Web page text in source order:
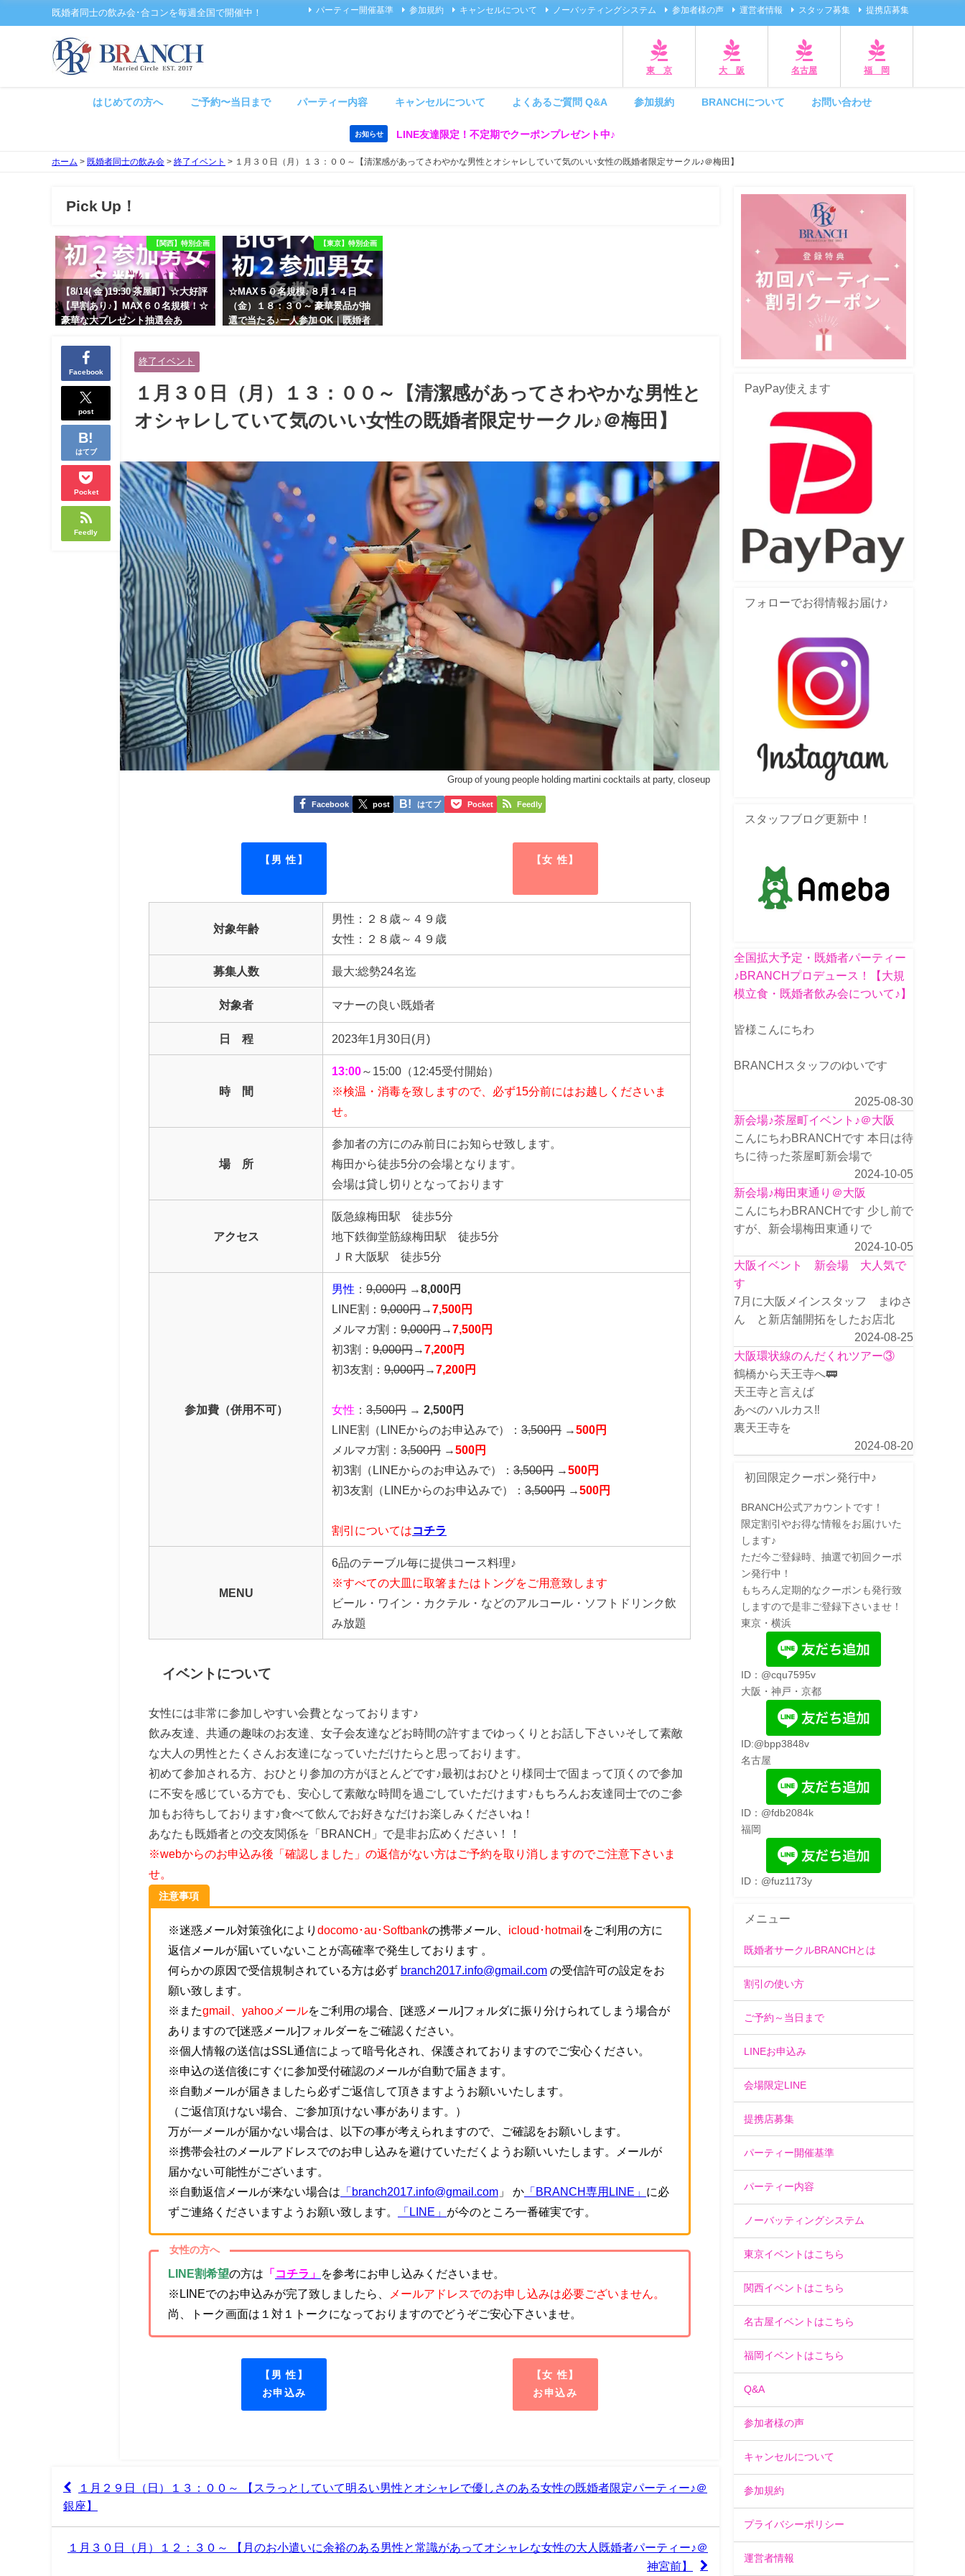
既婚者同士の飲み会･合コンを毎週全国で開催中！ パーティー開催基準 参加規約 キャンセルについて ノーバッティングシステム 参加者様の声 運営者情報 スタッフ募集 提携店募集
東 京 大 阪 名古屋 福 岡
はじめての方へ ご予約〜当日まで パーティー内容 キャンセルについて よくあるご質問 Q&A 参加規約 BRANCHについて お問い合わせ
お知らせ LINE友達限定！不定期でクーポンプレゼント中♪
ホーム > 既婚者同士の飲み会 > 終了イベント > １月３０日（月）１３：００～【清潔感があってさわやかな男性とオシャレしていて気のいい女性の既婚者限定サークル♪＠梅田】
Pick Up！
【関西】特別企画
【8/14( 金 )19:30 茶屋町】☆大好評
【早割あり♪】MAX６０名規模！☆
豪華な大プレゼント抽選会あ
性とオシャレ好きで落ち着いた大
人女性の既婚者限定ビッグパーテ
ィー♪＠茶屋町】
【東京】特別企画
☆MAX５０名規模♪８月１４日
（金）１８：３０～ 豪華景品が抽
選で当たる♪一人参加 OK｜既婚者
＠池袋】
Facebook
post
はてブ
Pocket
Feedly
終了イベント
１月３０日（月）１３：００～【清潔感があってさわやかな男性と
オシャレしていて気のいい女性の既婚者限定サークル♪＠梅田】
Group of young people holding martini cocktails at party, closeup
Facebook post はてブ Pocket Feedly
【男 性】 【女 性】
対象年齢
男性：２８歳～４９歳
女性：２８歳～４９歳
募集人数 最大:総勢24名迄
対象者 マナーの良い既婚者
日 程 2023年1月30日(月)
時 間
13:00～15:00（12:45受付開始）
※検温・消毒を致しますので、必ず15分前にはお越しくださいま
せ。
場 所
参加者の方にのみ前日にお知らせ致します。
梅田から徒歩5分の会場となります。
会場は貸し切りとなっております
アクセス
阪急線梅田駅 徒歩5分
地下鉄御堂筋線梅田駅 徒歩5分
ＪＲ大阪駅 徒歩5分
参加費（併用不可）
男性 ： 9,000円 →8,000円
LINE割： 9,000円→7,500円
メルマガ割： 9,000円→7,500円
初3割： 9,000円→7,200円
初3友割： 9,000円→7,200円
女性 ： 3,500円 → 2,500円
LINE割
（LINEからのお申込みで） ： 3,500円 →500円
メルマガ割： 3,500円 →500円
初3割（LINEからのお申込みで）： 3,500円 →500円
初3友割（LINEからのお申込みで）： 3,500円 →500円
割引についてはコチラ
MENU
6品のテーブル毎に提供コース料理♪
※すべての大皿に取箸またはトングをご用意致します
ビール・ワイン・カクテル・などのアルコール・ソフトドリンク飲
み放題
イベントについて
女性には非常に参加しやすい会費となっております♪
飲み友達、共通の趣味のお友達、女子会友達などお時間の許すまでゆっくりとお話し下さい♪そして素敵
な大人の男性とたくさんお友達になっていただけたらと思っております。
初めて参加される方、おひとり参加の方がほとんどです♪最初はおひとり様同士で固まって頂くので参加
に不安を感じている方でも、安心して素敵な時間を過ごしていただけます♪もちろんお友達同士でのご参
加もお待ちしております♪食べて飲んでお好きなだけお楽しみくださいね！
あなたも既婚者との交友関係を「BRANCH」で是非お広めください！！
※webからのお申込み後「確認しました」の返信がない方はご予約を取り消しますのでご注意下さいま
せ。
注意事項
※迷惑メール対策強化により docomo･au･Softbankの携帯メール、 icloud･hotmail をご利用の方に
返信メールが届いていないことが高確率で発生しております 。
何らかの原因で受信規制されている方は必ず branch2017.info@gmail.com の受信許可の設定をお
願い致します。
※またgmail、yahooメールをご利用の場合、[迷惑メール]フォルダに振り分けられてしまう場合が
ありますので[迷惑メール]フォルダーをご確認ください。
※個人情報の送信はSSL通信によって暗号化され、保護されておりますのでご安心ください。
※申込の送信後にすぐに参加受付確認のメールが自動で届きます。
※自動メールが届きましたら必ずご返信して頂きますようお願いいたします。
（ご返信頂けない場合、ご参加頂けない事があります。）
万が一メールが届かない場合は、以下の事が考えられますので、ご確認をお願いします。
※携帯会社のメールアドレスでのお申し込みを避けていただくようお願いいたします。メールが
届かない可能性がございます。
※自動返信メールが来ない場合は 「branch2017.info@gmail.com 」 か 「BRANCH専用LINE」 に必
ずご連絡くださいますようお願い致します。
「LINE」 が今のところ一番確実です。
女性の方へ
LINE割希望の方は 「コチラ」
を参考にお申し込みくださいませ。
※LINEでのお申込みが完了致しましたら、
メールアドレスでのお申し込みは必要ございません。
尚、トーク画面は１対１トークになっておりますのでどうぞご安心下さいませ。
【男 性】
お申込み
【女 性】
お申込み
１月２９日（日）１３：００～ 【スラっとしていて明るい男性とオシャレで優しさのある女性の既婚者限定パーティー♪＠
銀座】
１月３０日（月）１２：３０～ 【月のお小遣いに余裕のある男性と常識があってオシャレな女性の大人既婚者パーティー♪＠
神宮前】
PayPay使えます
フォローでお得情報お届け♪
スタッフブログ更新中！
全国拡大予定・既婚者パーティー
♪BRANCHプロデュース！【大規
模立食・既婚者飲み会について♪】
皆様こんにちわ
BRANCHスタッフのゆいです
2025-08-30
新会場♪茶屋町イベント♪＠大阪
こんにちわBRANCHです 本日は待
ちに待った茶屋町新会場で
2024-10-05
新会場♪梅田東通り＠大阪
こんにちわBRANCHです 少し前で
すが、新会場梅田東通りで
2024-10-05
大阪イベント 新会場 大人気で
す
7月に大阪メインスタッフ まゆさ
ん と新店舗開拓をしたお店北
2024-08-25
大阪環状線のんだくれツアー③
鶴橋から天王寺へ🚃
天王寺と言えば
あべのハルカス‼️
裏天王寺を
2024-08-20
初回限定クーポン発行中♪
BRANCH公式アカウントです！
限定割引やお得な情報をお届けいた
します♪
ただ今ご登録時、抽選で初回クーポ
ン発行中！
もちろん定期的なクーポンも発行致
しますので是非ご登録下さいませ！
東京・横浜
ID：@cqu7595v
大阪・神戸・京都
ID:@bpp3848v
名古屋
ID：@fdb2084k
福岡
ID：@fuz1173y
メニュー
既婚者サークルBRANCHとは
割引の使い方
ご予約～当日まで
LINEお申込み
会場限定LINE
提携店募集
パーティー開催基準
パーティー内容
ノーバッティングシステム
東京イベントはこちら
関西イベントはこちら
名古屋イベントはこちら
福岡イベントはこちら
Q&A
参加者様の声
キャンセルについて
参加規約
プライバシーポリシー
運営者情報